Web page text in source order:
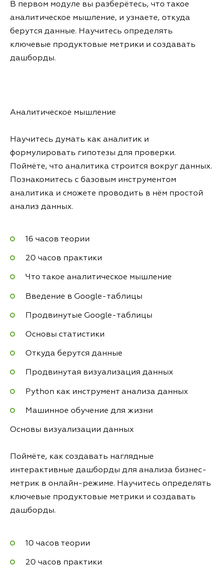
В первом модуле вы разберётесь, что такое
аналитическое мышление, и узнаете, откуда
берутся данные. Научитесь определять
ключевые продуктовые метрики и создавать
дашборды.
Аналитическое мышление
Научитесь думать как аналитик и
формулировать гипотезы для проверки.
Поймёте, что аналитика строится вокруг данных.
Познакомитесь с базовым инструментом
аналитика и сможете проводить в нём простой
анализ данных.
16 часов теории
20 часов практики
Что такое аналитическое мышление
Введение в Google-таблицы
Продвинутые Google-таблицы
Основы статистики
Откуда берутся данные
Продвинутая визуализация данных
Python как инструмент анализа данных
Машинное обучение для жизни
Основы визуализации данных
Поймёте, как создавать наглядные
интерактивные дашборды для анализа бизнес-
метрик в онлайн-режиме. Научитесь определять
ключевые продуктовые метрики и создавать
дашборды.
10 часов теории
20 часов практики